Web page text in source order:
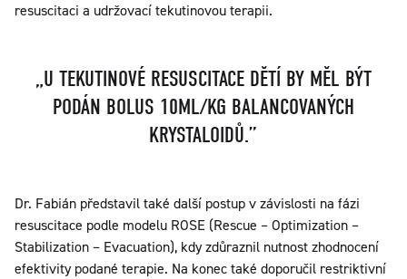
resuscitaci a udržovací tekutinovou terapii.
„U TEKUTINOVÉ RESUSCITACE DĚTÍ BY MĚL BÝT
PODÁN BOLUS 10ML/KG BALANCOVANÝCH
KRYSTALOIDŮ.”
Dr. Fabián představil také další postup v závislosti na fázi
resuscitace podle modelu ROSE (Rescue – Optimization –
Stabilization – Evacuation), kdy zdůraznil nutnost zhodnocení
efektivity podané terapie. Na konec také doporučil restriktivní